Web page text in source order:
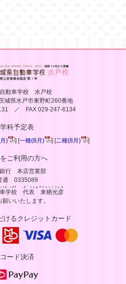
動車学校 水戸校
県水戸市東野町260番地
／ FAX 029-247-6134
学科予定表
) ] [一種(8月) ] [二種(8月) ]
ご利用の方へ
行 本店営業部
通 0335089
学校
ｬｶﾞｯｺｳ
代表 来栖光彦
ﾀﾞｲﾋｮｳｸﾙｽﾐﾂﾋｺ
願いいたします。
けるクレジットカード
コード決済